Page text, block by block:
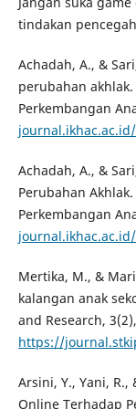
tindakan
Achadah, A., &
perubahan
Perkembangan
Achadah, A., &
Perubahan
Perkembangan
Mertika, M., &
kalangan anak
and Research,
https://
Arsini, Y., Yani, R.,
Online Terhadap